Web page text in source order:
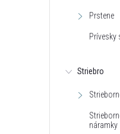
Prstene
Prívesky
Striebro
náramky